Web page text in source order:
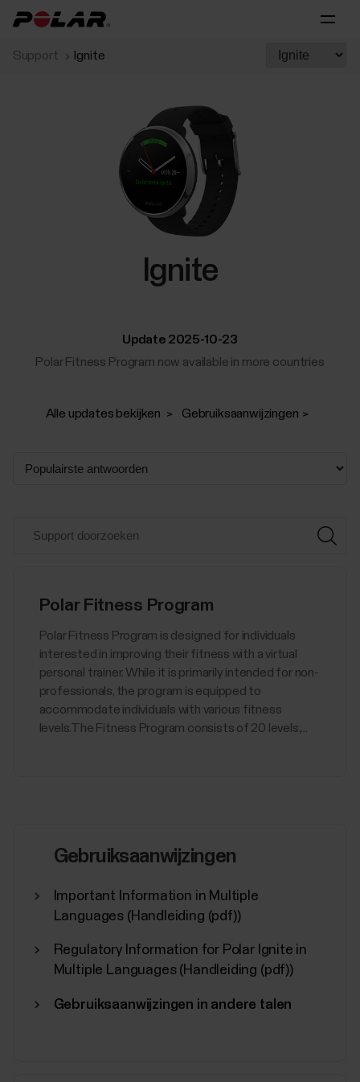
Support Ignite
Ignite
Update 2025-10-23
Polar Fitness Program now available in more countries
Alle updates bekijken Gebruiksaanwijzingen
Polar Fitness Program
Polar Fitness Program is designed for individuals
interested in improving their fitness with a virtual
personal trainer. While it is primarily intended for non-
professionals, the program is equipped to
accommodate individuals with various fitness
levels.The Fitness Program consists of 20 levels,...
Gebruiksaanwijzingen
Important Information in Multiple
Languages (Handleiding (pdf))
Regulatory Information for Polar Ignite in
Multiple Languages (Handleiding (pdf))
Gebruiksaanwijzingen in andere talen